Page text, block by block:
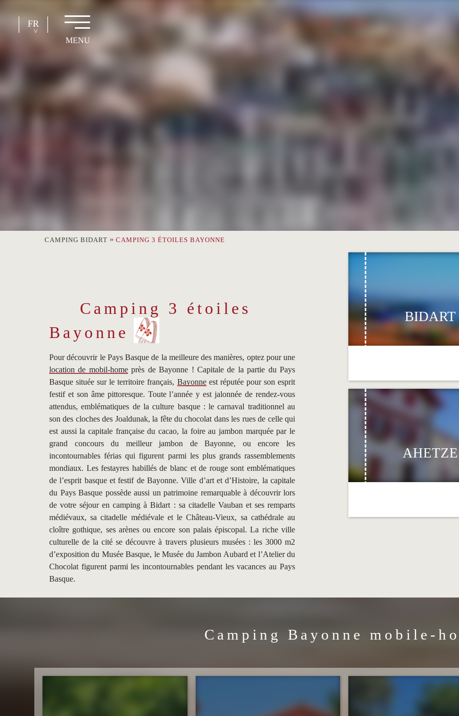
FR
CAMPING BIDART » CAMPING 3 ÉTOILES BAYONNE
Camping 3 étoiles
Bayonne
Pour découvrir le Pays Basque de la meilleure des manières, optez pour une
location de mobil-homeprès de Bayonne ! Capitale de la partie du Pays
Basque située sur le territoire français, Bayonneest réputée pour son esprit
festif et son âme pittoresque. Toute l’année y est jalonnée de rendez-vous
attendus, emblématiques de la culture basque : le carnaval traditionnel au
son des cloches des Joaldunak, la fête du chocolat dans les rues de celle qui
est aussi la capitale française du cacao, la foire au jambon marquée par le
grand concours du meilleur jambon de Bayonne, ou encore les
incontournables férias qui figurent parmi les plus grands rassemblements
mondiaux. Les festayres habillés de blanc et de rouge sont emblématiques
de l’esprit basque et festif de Bayonne. Ville d’art et d’Histoire, la capitale
du Pays Basque possède aussi un patrimoine remarquable à découvrir lors
de votre séjour en camping à Bidart : sa citadelle Vauban et ses remparts
médiévaux, sa citadelle médiévale et le Château-Vieux, sa cathédrale au
cloître gothique, ses arènes ou encore son palais épiscopal. La riche ville
culturelle de la cité se découvre à travers plusieurs musées : les 3000 m2
d’exposition du Musée Basque, le Musée du Jambon Aubard et l’Atelier du
Chocolat figurent parmi les incontournables pendant les vacances au Pays
Basque.
BIDART
AHETZE
Camping Bayonne mobile-